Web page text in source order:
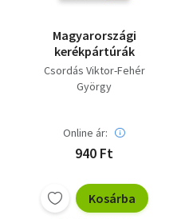
Magyarországi
kerékpártúrák
Csordás Viktor-Fehér
György
Online ár:
940 Ft
Kosárba